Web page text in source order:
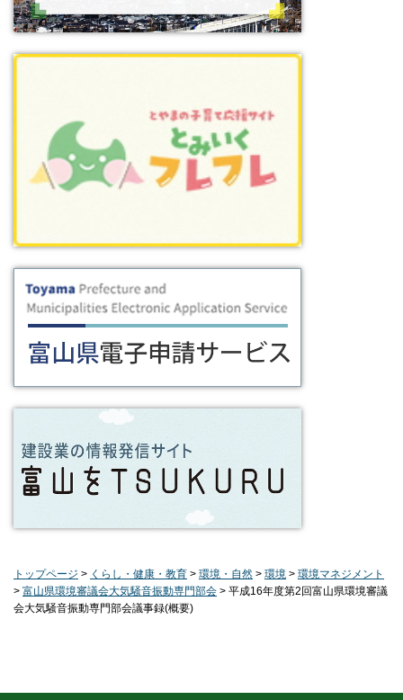
トップページ > くらし・健康・教育 > 環境・自然 > 環境 > 環境マネジメント
> 富山県環境審議会大気騒音振動専門部会 > 平成16年度第2回富山県環境審議
会大気騒音振動専門部会議事録(概要)